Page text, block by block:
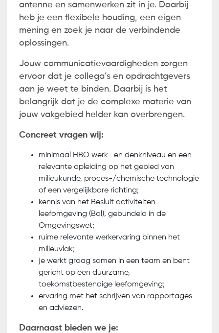
antenne en samenwerken zit in je. Daarbij
heb je een flexibele houding, een eigen
mening en zoek je naar de verbindende
oplossingen.
Jouw communicatievaardigheden zorgen
ervoor dat je collega’s en opdrachtgevers
aan je weet te binden. Daarbij is het
belangrijk dat je de complexe materie van
jouw vakgebied helder kan overbrengen.
Concreet vragen wij:
minimaal HBO werk- en denkniveau en een
relevante opleiding op het gebied van
milieukunde, proces-/chemische technologie
of een vergelijkbare richting;
kennis van het Besluit activiteiten
leefomgeving (Bal), gebundeld in de
Omgevingswet;
ruime relevante werkervaring binnen het
milieuvlak;
je werkt graag samen in een team en bent
gericht op een duurzame,
toekomstbestendige leefomgeving;
ervaring met het schrijven van rapportages
en adviezen.
Daarnaast bieden we je: